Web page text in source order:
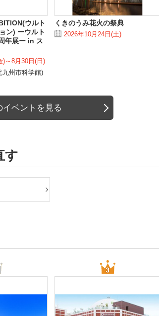
ウルト
ン) ーウルト
年展ー in ス
)～8月30日(日)
九州市科学館)
くきのうみ花火の祭典
2026年10月24日(土)
ベントを見る
す